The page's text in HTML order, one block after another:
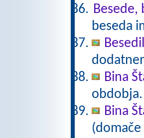
Besede,
beseda
Bina
Bina